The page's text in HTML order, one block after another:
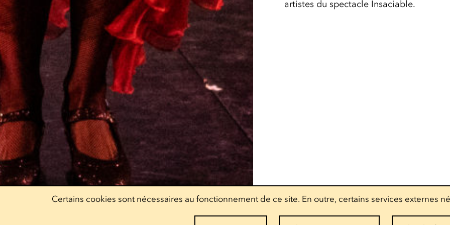
artistes du spectacle Insaciable.
Certains cookies sont nécessaires au fonctionnement de ce site. En outre, certains services externes